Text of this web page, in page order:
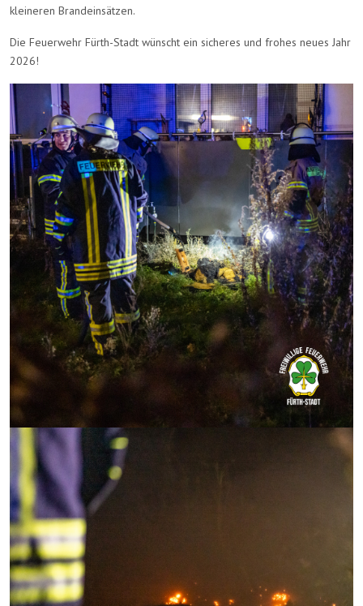
kleineren Brandeinsätzen.
Die Feuerwehr Fürth-Stadt wünscht ein sicheres und frohes neues Jahr
2026!